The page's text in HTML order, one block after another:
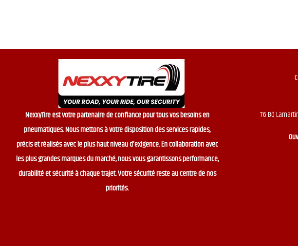
NexxyTire est votre partenaire de confiance pour tous vos besoins en
pneumatiques. Nous mettons à votre disposition des services rapides,
précis et réalisés avec le plus haut niveau d’exigence. En collaboration avec
les plus grandes marques du marché, nous vous garantissons performance,
durabilité et sécurité à chaque trajet. Votre sécurité reste au centre de nos
priorités.
76 Bd